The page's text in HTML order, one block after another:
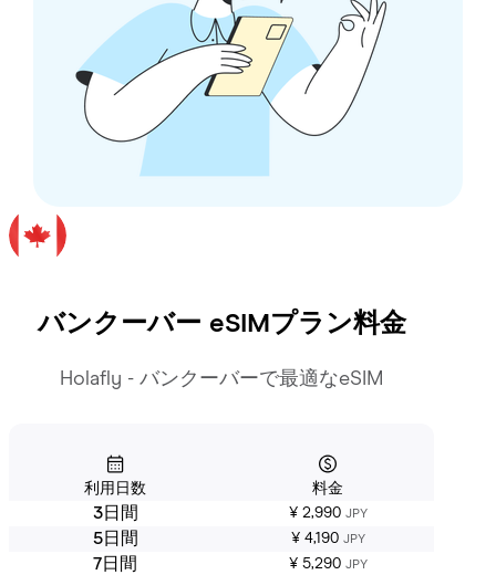
バンクーバー eSIMプラン料金
Holafly - バンクーバーで最適なeSIM
利用日数 料金
3日間 ¥ 2,990 JPY
5日間 ¥ 4,190 JPY
7日間 ¥ 5,290 JPY